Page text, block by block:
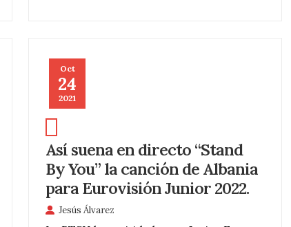
Oct
24
2021
Así suena en directo “Stand
By You” la canción de Albania
para Eurovisión Junior 2022.
Jesús Álvarez